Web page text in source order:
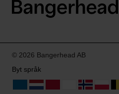
Våra fraktalternativ
LinkedIn
© 2026 Bangerhead AB
Byt språk